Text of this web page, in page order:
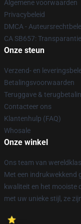
Algemene voorwaarden
Privacybeleid
DMCA -
CA SB657:
Onze steun
Verzend- en
Betalingsvoorwaarden
Teruggave &
Contacteer ons
Klantenhulp (FAQ)
Whosale
Onze winkel
Ons team van
Met een indrukwekkend
kwaliteit en het mooiste
met uw unieke stijl, ze